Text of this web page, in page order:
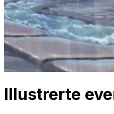
Illustrerte